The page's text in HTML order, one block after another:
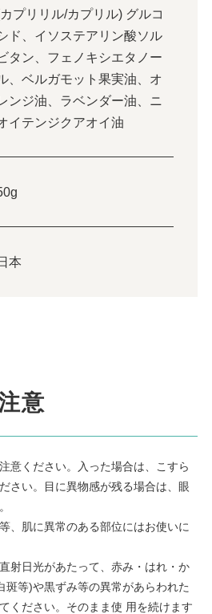
プリリル/カプリル) グルコ
ド、イソステアリン酸ソル
タン、フェノキシエタノー
、ベルガモット果実油、オ
ンジ油、ラベンダー油、ニ
イテンジクアオイ油
本
意
意ください。入った場合は、こすら
さい。目に異物感が残る場合は、眼
、肌に異常のある部位にはお使いに
射日光があたって、赤み・はれ・か
斑等)や黒ずみ等の異常があらわれた
ください。そのまま使 用を続けます